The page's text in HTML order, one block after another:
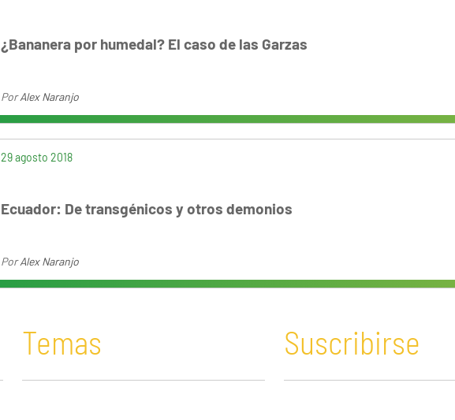
¿Bananera por humedal? El caso de las Garzas
PorAlex Naranjo
29 agosto 2018
Ecuador: De transgénicos y otros demonios
PorAlex Naranjo
Temas Suscribirse